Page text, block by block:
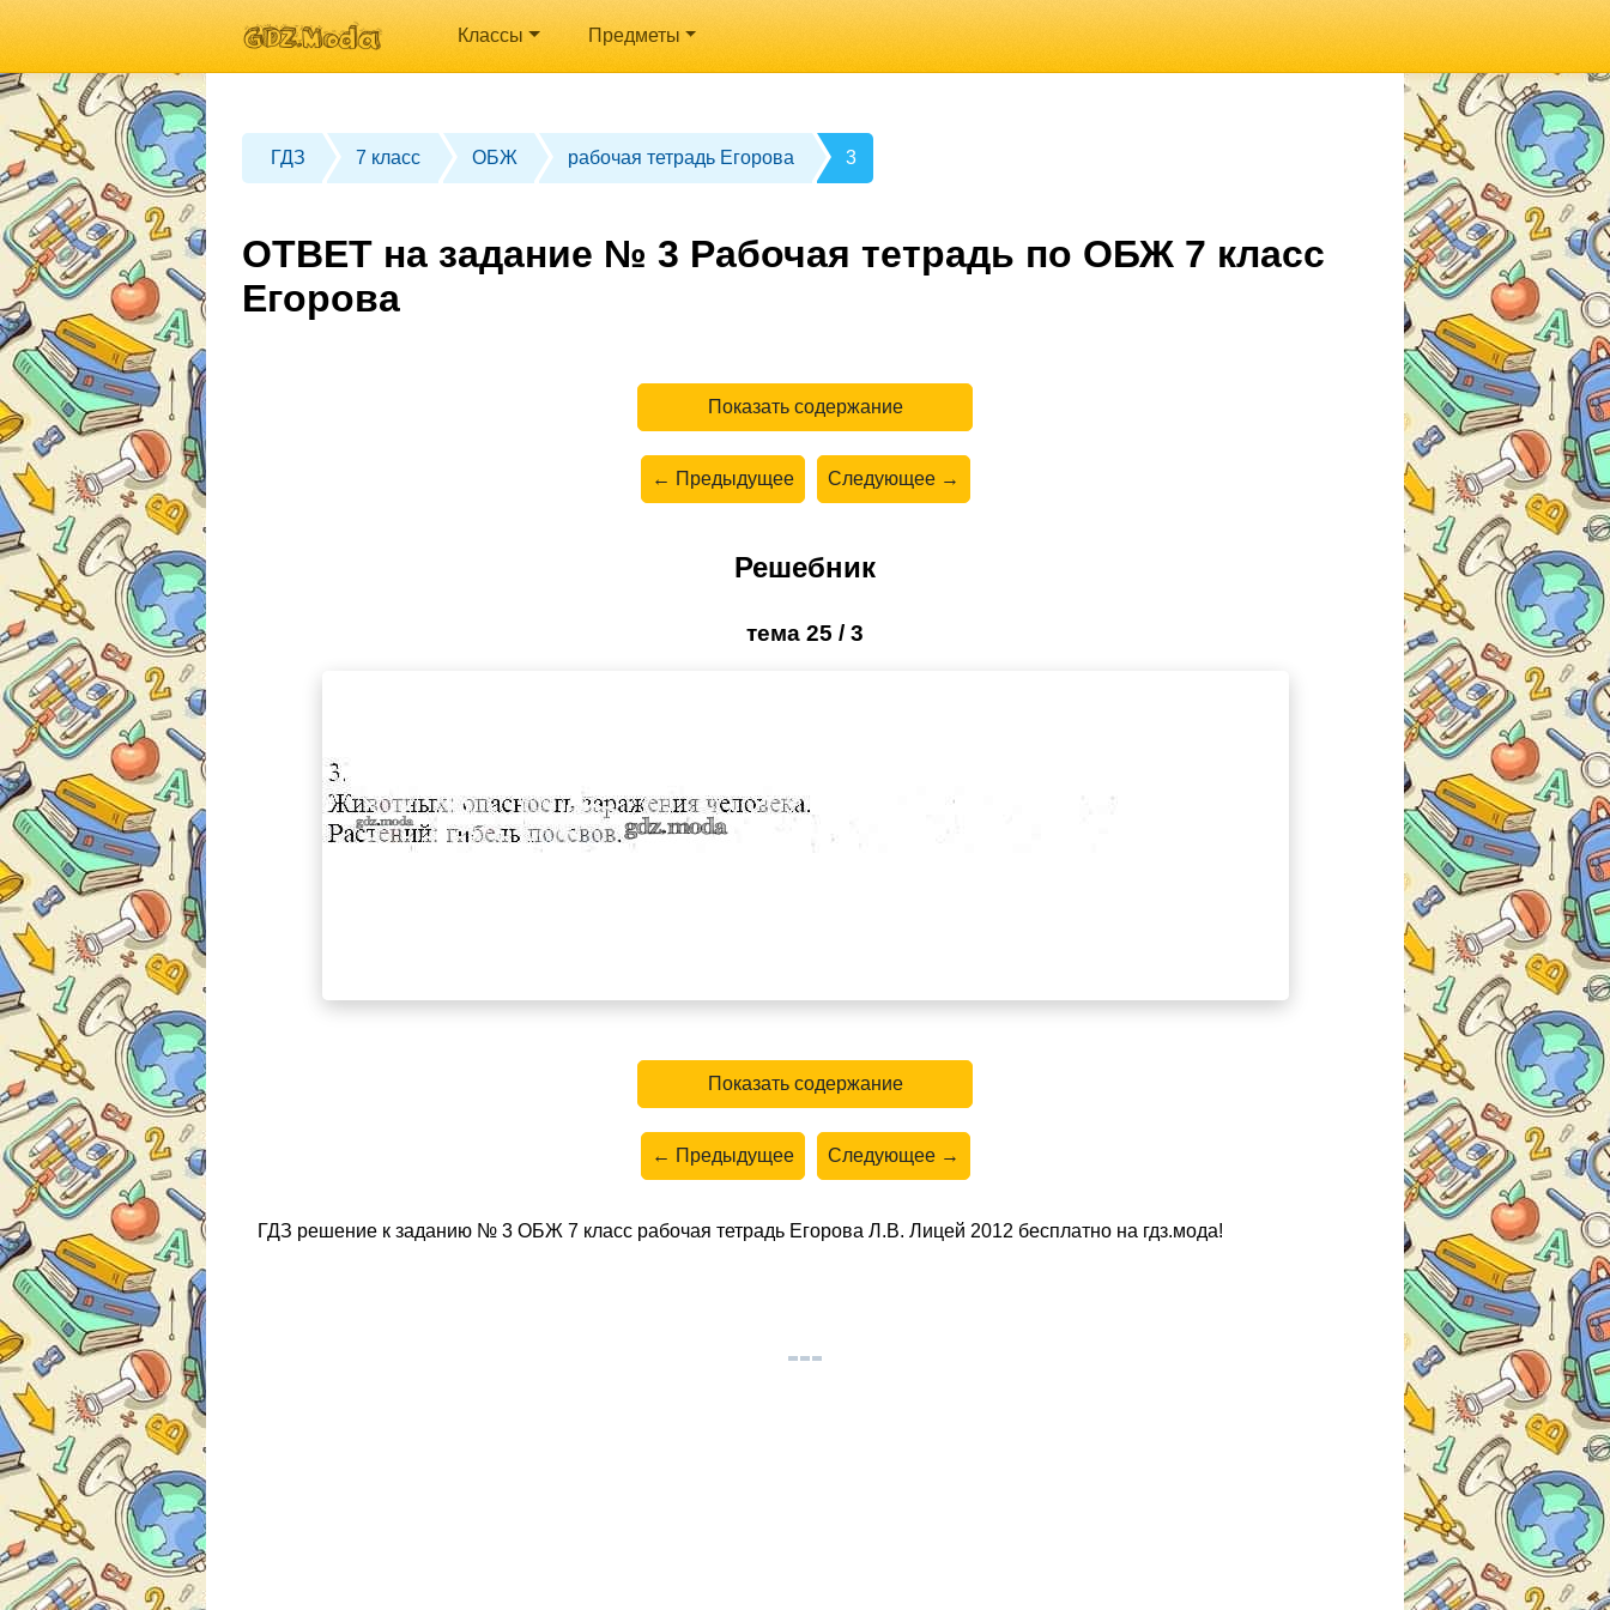
Классы Предметы
ГДЗ 7 класс ОБЖ рабочая тетрадь Егорова 3
ОТВЕТ на задание № 3 Рабочая тетрадь по ОБЖ 7 класс
Егорова
Показать содержание
← Предыдущее Следующее →
Решебник
тема 25 / 3
Показать содержание
← Предыдущее Следующее →
ГДЗ решение к заданию № 3 ОБЖ 7 класс рабочая тетрадь Егорова Л.В. Лицей 2012 бесплатно на гдз.мода!